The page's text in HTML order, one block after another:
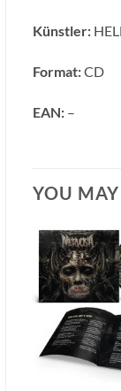
Künstler:
Format:CD
EAN:–
YOU